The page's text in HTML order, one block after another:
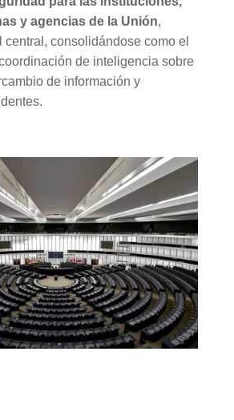
y agencias de la Unión,
central, consolidándose como el
de inteligencia sobre
de información y